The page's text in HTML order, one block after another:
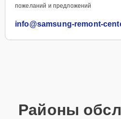
пожеланий и предложений
info@samsung-remont-
Районы